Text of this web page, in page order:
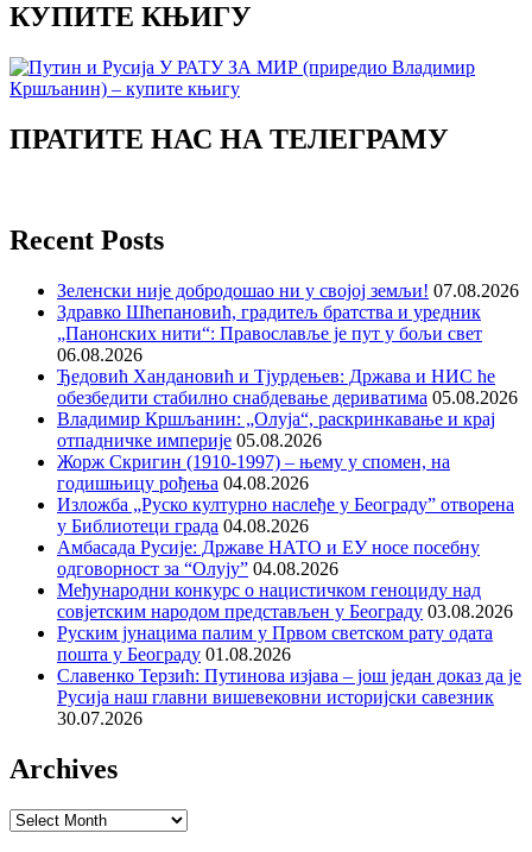
КУПИТЕ КЊИГУ
ПРАТИТЕ НАС НА ТЕЛЕГРАМУ
Recent Posts
Зеленски није добродошао ни у својој земљи! 07.08.2026
Здравко Шћепановић, градитељ братства и уредник
„Панонских нити“: Православље је пут у бољи свет
06.08.2026
Ђедовић Хандановић и Тјурдењев: Држава и НИС ће
обезбедити стабилно снабдевање дериватима 05.08.2026
Владимир Кршљанин: „Олуја“, раскринкавање и крај
отпадничке империје 05.08.2026
Жорж Скригин (1910-1997) – њему у спомен, на
годишњицу рођења 04.08.2026
Изложба „Руско културно наслеђе у Београду” отворена
у Библиотеци града 04.08.2026
Амбасада Русије: Државе НАТО и ЕУ носе посебну
одговорност за “Олују” 04.08.2026
Међународни конкурс о нацистичком геноциду над
совјетским народом представљен у Београду 03.08.2026
Руским јунацима палим у Првом светском рату одата
пошта у Београду 01.08.2026
Славенко Терзић: Путинова изјава – још један доказ да је
Русија наш главни вишевековни историјски савезник
30.07.2026
Archives
Archives